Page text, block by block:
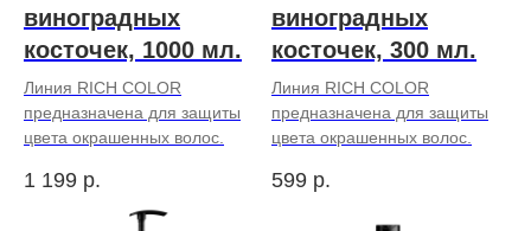
виноградных
косточек, 1000 мл.
Линия RICH COLOR
предназначена для защиты
цвета окрашенных волос.
1 199 р.
виноградных
косточек, 300 мл.
Линия RICH COLOR
предназначена для защиты
цвета окрашенных волос.
599 р.